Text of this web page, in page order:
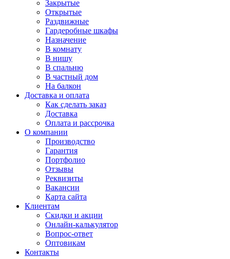
Закрытые
Открытые
Раздвижные
Гардеробные шкафы
Назначение
В комнату
В нишу
В спальню
В частный дом
На балкон
Доставка и оплата
Как сделать заказ
Доставка
Оплата и рассрочка
О компании
Производство
Гарантия
Портфолио
Отзывы
Реквизиты
Вакансии
Карта сайта
Клиентам
Скидки и акции
Онлайн-калькулятор
Вопрос-ответ
Оптовикам
Контакты